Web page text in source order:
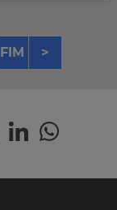
FIM >